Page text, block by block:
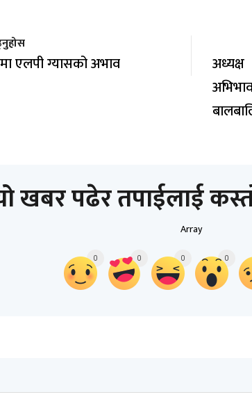
एलपी ग्यासको अभाव
खबर पढेर तपाईलाई
Array
0 0 0 0